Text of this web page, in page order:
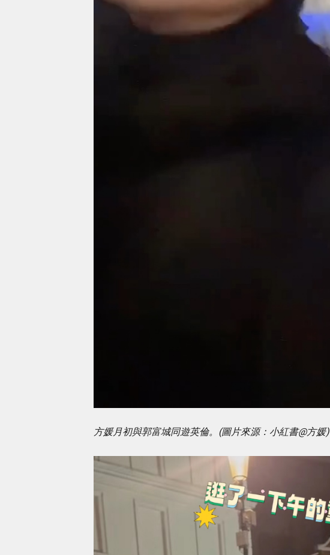
方媛月初與郭富城同遊英倫。(圖片來源：小紅書@方媛)